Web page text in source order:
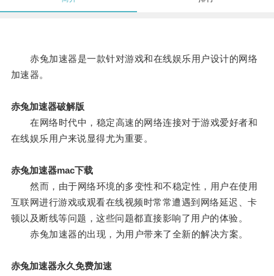
赤兔加速器是一款针对游戏和在线娱乐用户设计的网络
加速器。
赤兔加速器破解版
在网络时代中，稳定高速的网络连接对于游戏爱好者和
在线娱乐用户来说显得尤为重要。
赤兔加速器mac下载
然而，由于网络环境的多变性和不稳定性，用户在使用
互联网进行游戏或观看在线视频时常常遭遇到网络延迟、卡
顿以及断线等问题，这些问题都直接影响了用户的体验。
赤兔加速器的出现，为用户带来了全新的解决方案。
赤兔加速器永久免费加速